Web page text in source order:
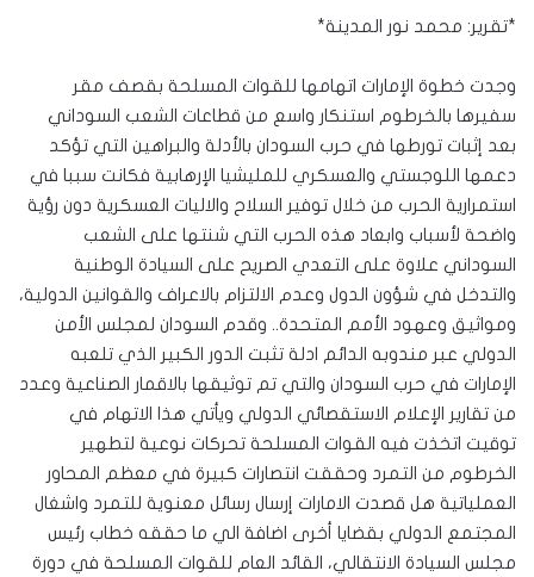
*تقرير: محمد نور المدينة*
وجدت خطوة الإمارات اتهامها للقوات المسلحة بقصف مقر
سفيرها بالخرطوم استنكار واسع من قطاعات الشعب السوداني
بعد إثبات تورطها في حرب السودان بالأدلة والبراهين التي تؤكد
دعمها اللوجستي والعسكري للمليشيا الإرهابية فكانت سببا في
استمرارية الحرب من خلال توفير السلاح والاليات العسكرية دون رؤية
واضحة لأسباب وابعاد هذه الحرب التي شنتها على الشعب
السوداني علاوة على التعدي الصريح على السيادة الوطنية
والتدخل في شؤون الدول وعدم الالتزام بالاعراف والقوانين الدولية،
ومواثيق وعهود الأمم المتحدة.. وقدم السودان لمجلس الأمن
الدولي عبر مندوبه الدائم ادلة تثبت الدور الكبير الذي تلعبه
الإمارات في حرب السودان والتي تم توثيقها بالاقمار الصناعية وعدد
من تقارير الإعلام الاستقصائي الدولي ويأتي هذا الاتهام في
توقيت اتخذت فيه القوات المسلحة تحركات نوعية لتطهير
الخرطوم من التمرد وحققت انتصارات كبيرة في معظم المحاور
العملياتية هل قصدت الامارات إرسال رسائل معنوية للتمرد واشغال
المجتمع الدولي بقضايا أخرى اضافة الي ما حققه خطاب رئيس
مجلس السيادة الانتقالي، القائد العام للقوات المسلحة في دورة